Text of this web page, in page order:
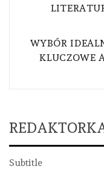
WYBÓR
KLUCZOWE
Subtitle